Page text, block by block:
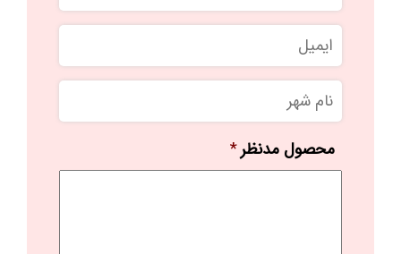
ایمیل
نام
شهر
محصول مدنظر*